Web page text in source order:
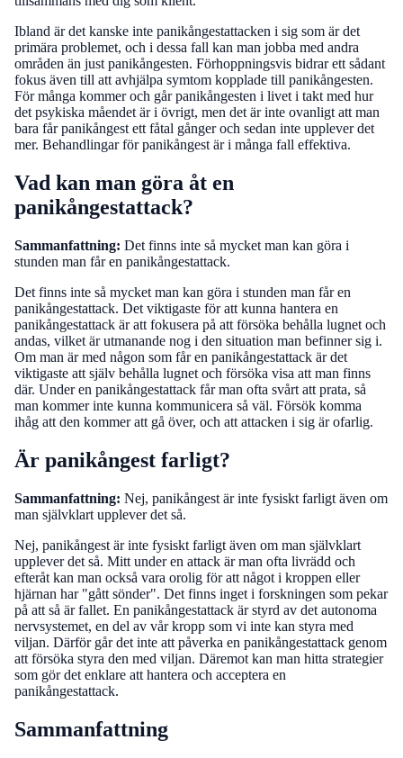
Ibland är det kanske inte panikångestattacken i sig som är det
primära problemet, och i dessa fall kan man jobba med andra
områden än just panikångesten. Förhoppningsvis bidrar ett sådant
fokus även till att avhjälpa symtom kopplade till panikångesten.
För många kommer och går panikångesten i livet i takt med hur
det psykiska måendet är i övrigt, men det är inte ovanligt att man
bara får panikångest ett fåtal gånger och sedan inte upplever det
mer. Behandlingar för panikångest är i många fall effektiva.
Vad kan man göra åt en
panikångestattack?
Sammanfattning: Det finns inte så mycket man kan göra i
stunden man får en panikångestattack.
Det finns inte så mycket man kan göra i stunden man får en
panikångestattack. Det viktigaste för att kunna hantera en
panikångestattack är att fokusera på att försöka behålla lugnet och
andas, vilket är utmanande nog i den situation man befinner sig i.
Om man är med någon som får en panikångestattack är det
viktigaste att själv behålla lugnet och försöka visa att man finns
där. Under en panikångestattack får man ofta svårt att prata, så
man kommer inte kunna kommunicera så väl. Försök komma
ihåg att den kommer att gå över, och att attacken i sig är ofarlig.
Är panikångest farligt?
Sammanfattning: Nej, panikångest är inte fysiskt farligt även om
man självklart upplever det så.
Nej, panikångest är inte fysiskt farligt även om man självklart
upplever det så. Mitt under en attack är man ofta livrädd och
efteråt kan man också vara orolig för att något i kroppen eller
hjärnan har "gått sönder". Det finns inget i forskningen som pekar
på att så är fallet. En panikångestattack är styrd av det autonoma
nervsystemet, en del av vår kropp som vi inte kan styra med
viljan. Därför går det inte att påverka en panikångestattack genom
att försöka styra den med viljan. Däremot kan man hitta strategier
som gör det enklare att hantera och acceptera en
panikångestattack.
Sammanfattning